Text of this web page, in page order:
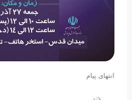
انتهای پیام